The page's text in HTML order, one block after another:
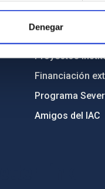
Denegar
Medio
Proyectos
Financiación
Programa
Amigos del IAC